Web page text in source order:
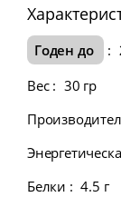
Годен до :
Вес : 30 гр
Белки : 4.5 г